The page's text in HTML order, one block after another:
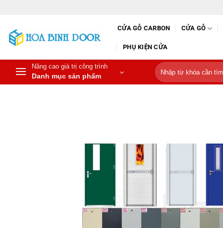
nội
dung
CỬA GỖ CARBON CỬA GỖ
PHỤ KIỆN CỬA
Nâng cao giá trị công trình
Danh mục sản phẩm
Tìm
kiếm: